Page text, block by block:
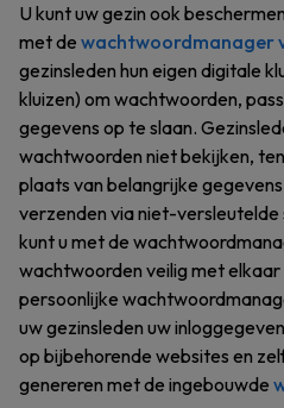
U kunt uw gezin ook
met de wachtwoordmanager
gezinsleden hun eigen digitale
kluizen) om wachtwoorden,
gegevens op te slaan.
wachtwoorden niet bekijken,
plaats van belangrijke
verzenden via niet-
kunt u met de
wachtwoorden veilig met elkaar
persoonlijke
uw gezinsleden uw
op bijbehorende websites en
genereren met de ingebouwde